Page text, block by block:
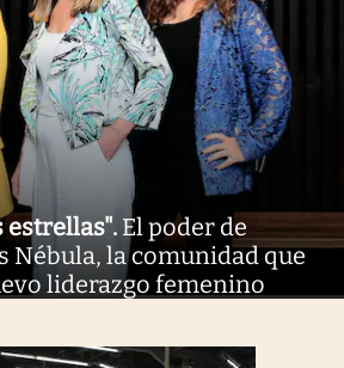
estrellas". El poder de
Nébula, la comunidad que
liderazgo femenino